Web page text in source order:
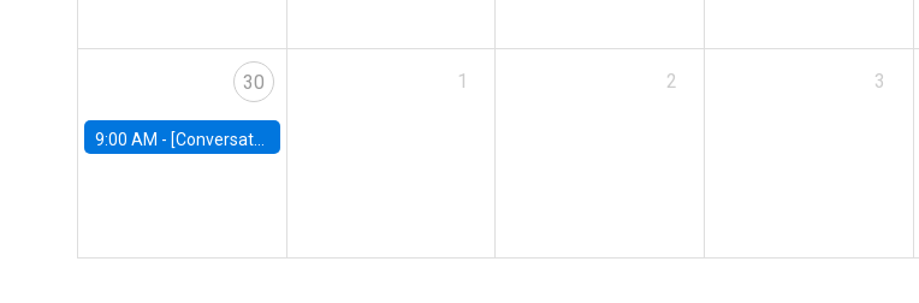
30
9:00 AM - [Conversatorio] El futuro de Chile: Visiones para reactivar el crecimiento
1 2 3